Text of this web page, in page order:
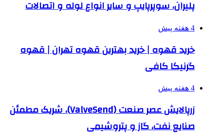
پلیران، سوپرپایپ و سایر انواع لوله و اتصالات
4 هفته پیش
خرید قهوه | خرید بهترین قهوه تهران | قهوه
گرنیکا کافی
4 هفته پیش
زرپالایش عصر صنعت (ValveSend)، شریک مطمئن
صنایع نفت، گاز و پتروشیمی